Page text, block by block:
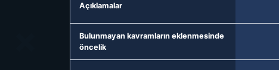
Açıklamalar
Bulunmayan kavramların eklenmesinde
öncelik